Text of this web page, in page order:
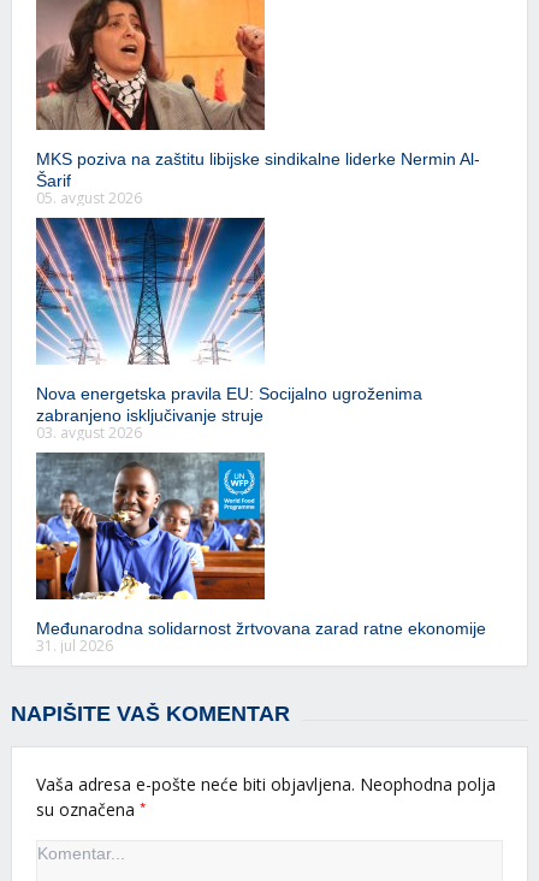
MKS poziva na zaštitu libijske sindikalne liderke Nermin Al-
Šarif
05. avgust 2026
Nova energetska pravila EU: Socijalno ugroženima
zabranjeno isključivanje struje
03. avgust 2026
Međunarodna solidarnost žrtvovana zarad ratne ekonomije
31. jul 2026
NAPIŠITE VAŠ KOMENTAR
Vaša adresa e-pošte neće biti objavljena. Neophodna polja
su označena *